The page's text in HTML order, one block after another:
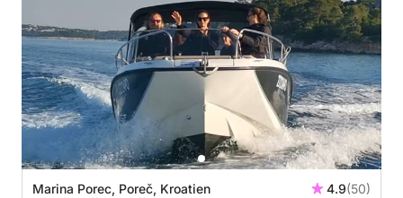
Marina Porec, Poreč, Kroatien 4.9(50)